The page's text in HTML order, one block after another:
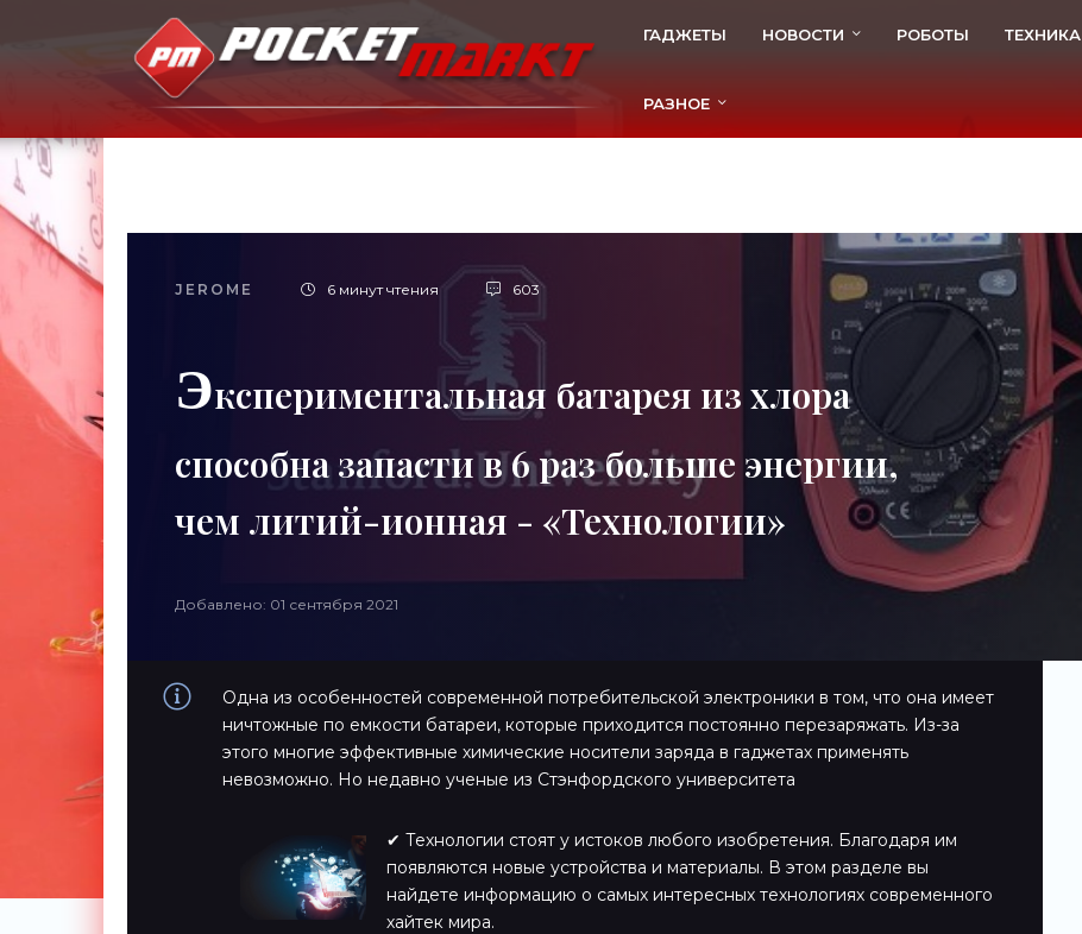
ГАДЖЕТЫ НОВОСТИ РОБОТЫ ТЕХНИКА
РАЗНОЕ
JEROME 6 минут чтения 603
Экспериментальная батарея из хлора
способна запасти в 6 раз больше энергии,
чем литий-ионная - «Технологии»
Добавлено: 01 сентября 2021
Одна из особенностей современной потребительской электроники в том, что она имеет
ничтожные по емкости батареи, которые приходится постоянно перезаряжать. Из-за
этого многие эффективные химические носители заряда в гаджетах применять
невозможно. Но недавно ученые из Стэнфордского университета
✔ Технологии стоят у истоков любого изобретения. Благодаря им
появляются новые устройства и материалы. В этом разделе вы
найдете информацию о самых интересных технологиях современного
хайтек мира.